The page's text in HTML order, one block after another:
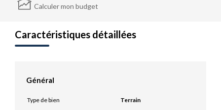
Calculer mon budget
Caractéristiques détaillées
Général
Type de bien
Terrain